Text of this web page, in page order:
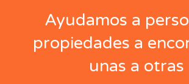
Ayudamos a
propiedades a
unas a otras